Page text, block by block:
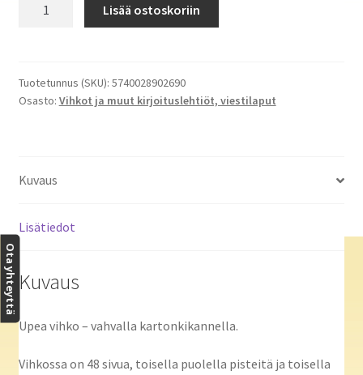
WM
määrä
Lisää ostoskoriin
Tuotetunnus (SKU): 5740028902690
Osasto: Vihkot ja muut kirjoituslehtiöt, viestilaput
Kuvaus
Lisätiedot
Kuvaus
Upea vihko – vahvalla kartonkikannella.
Vihkossa on 48 sivua, toisella puolella pisteitä ja toisella
Ota yhteyttä